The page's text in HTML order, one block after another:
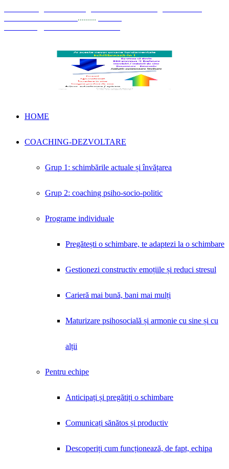
.........
HOME
COACHING-DEZVOLTARE
Grup 1: schimbările actuale și învățarea
Grup 2: coaching psiho-socio-politic
Programe individuale
Pregătești o schimbare, te adaptezi la o schimbare
Gestionezi constructiv emoțiile și reduci stresul
Carieră mai bună, bani mai mulți
Maturizare psihosocială și armonie cu sine și cu
alții
Pentru echipe
Anticipați și pregătiți o schimbare
Comunicați sănătos și productiv
Descoperiți cum funcționează, de fapt, echipa